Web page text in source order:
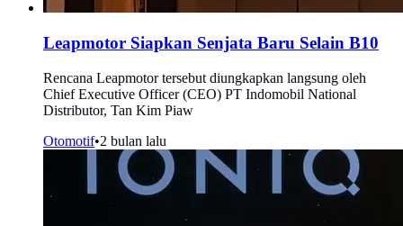
Leapmotor Siapkan Senjata Baru Selain B10
Rencana Leapmotor tersebut diungkapkan langsung oleh
Chief Executive Officer (CEO) PT Indomobil National
Distributor, Tan Kim Piaw
Otomotif•2 bulan lalu